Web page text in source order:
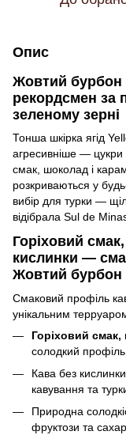
Опис
Жовтий
рекордсмен за
зеленому зерні
Тонша шкірка ягід
агресивніше — цукри
смак, шоколад і
розкриваються у
вибір для турки —
відібрала Sul de
Горіховий
кислинки —
Жовтий бурбон
Смаковий профіль
унікальним
Горіховий
солодкий профіль
Кава без
кавування та
Природна
фруктози та